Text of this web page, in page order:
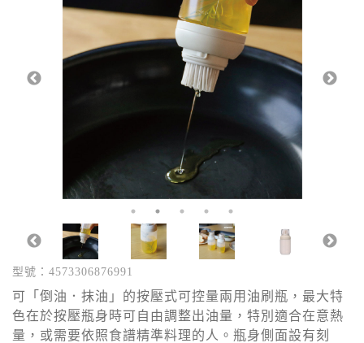
型號：4573306876991
可「倒油．抹油」的按壓式可控量兩用油刷瓶，最大特
色在於按壓瓶身時可自由調整出油量，特別適合在意熱
量，或需要依照食譜精準料理的人。瓶身側面設有刻